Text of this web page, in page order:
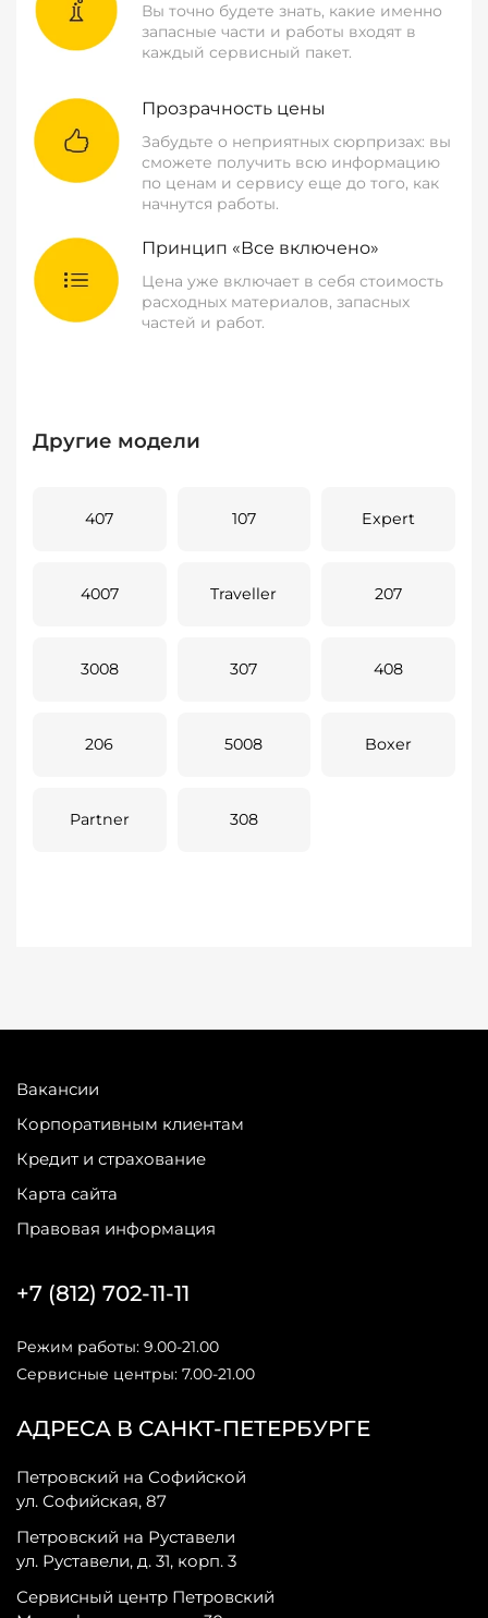
Вы точно будете знать, какие именно
запасные части и работы входят в
каждый сервисный пакет.
Прозрачность цены
Забудьте о неприятных сюрпризах: вы
сможете получить всю информацию
по ценам и сервису еще до того, как
начнутся работы.
Принцип «Все включено»
Цена уже включает в себя стоимость
расходных материалов, запасных
частей и работ.
Другие модели
407 107 Expert
4007 Traveller 207
3008 307 408
206 5008 Boxer
Partner 308
Вакансии
Корпоративным клиентам
Кредит и страхование
Карта сайта
Правовая информация
АДРЕСА В САНКТ-ПЕТЕРБУРГЕ
Петровский на Софийской
ул. Софийская, 87
Петровский на Руставели
ул. Руставели, д. 31, корп. 3
Сервисный центр Петровский
+7 (812) 702-11-11
Режим работы: 9.00-21.00
Сервисные центры: 7.00-21.00